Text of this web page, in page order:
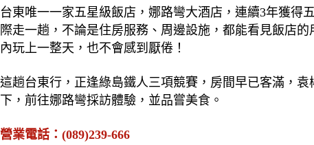
台東唯一一家五星級飯店，娜路彎大酒店，連續3年獲得
際走一趟，不論是住房服務、周邊設施，都能看見飯店
內玩上一整天，也不會感到厭倦！
這趟台東行，正逢綠島鐵人三項競賽，房間早已客滿，
下，前往娜路彎採訪體驗，並品嘗美食 。
營業電話：(089)239-666